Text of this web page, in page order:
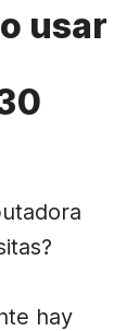
usar
hay